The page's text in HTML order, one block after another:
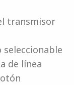
transmisor
de línea